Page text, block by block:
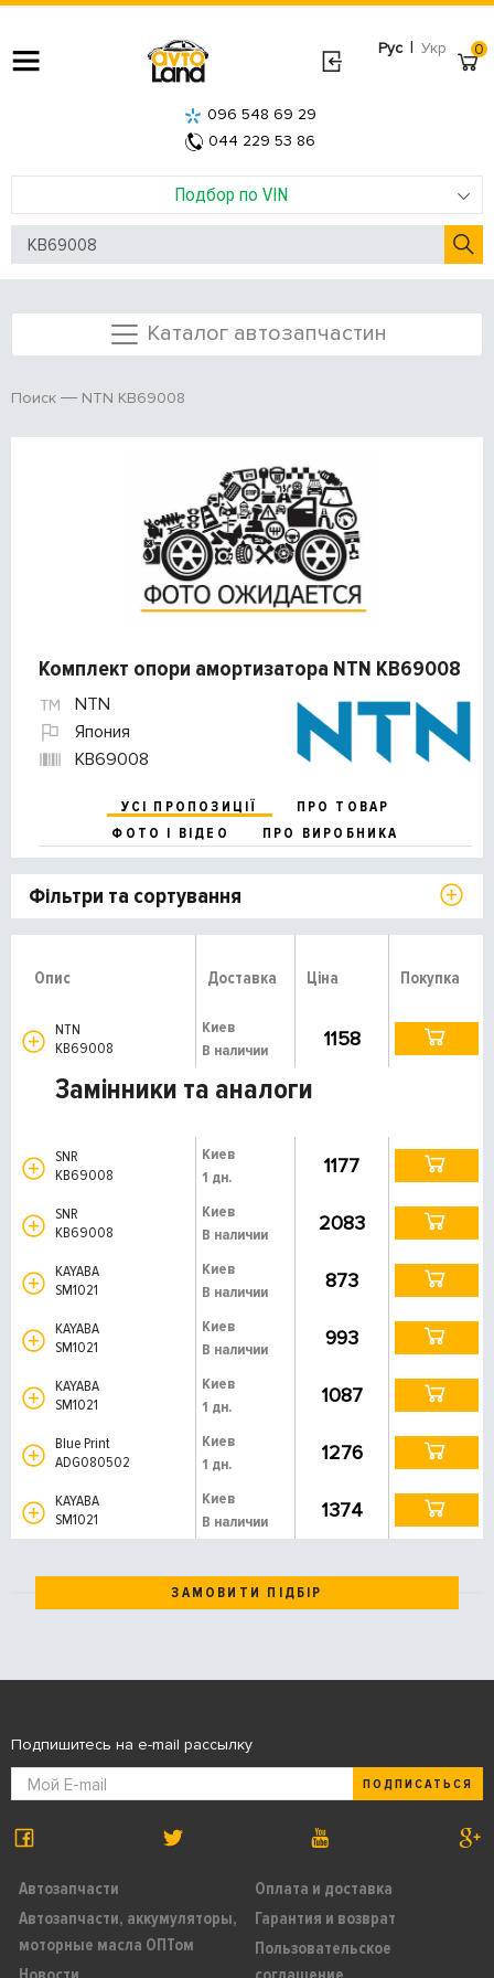
Рус | Укр
Подбор по VIN
096 548 69 29
044 229 53 86
0
Каталог автозапчастин
Поиск NTN KB69008
Комплект опори амортизатора NTN KB69008
NTN
Япония
KB69008
УСІ ПРОПОЗИЦІЇ
ПРО ТОВАР
ФОТО І ВІДЕО
ПРО ВИРОБНИКА
Фільтри та сортування
Опис Доставка Ціна Покупка
NTN
KB69008
Киев
В наличии
1158
Замінники та аналоги
SNR
KB69008
Киев
1 дн.
1177
SNR
KB69008
Киев
В наличии
2083
KAYABA
SM1021
Киев
В наличии
873
KAYABA
SM1021
Киев
В наличии
993
KAYABA
SM1021
Киев
1 дн.
1087
Blue Print
ADG080502
Киев
1 дн.
1276
KAYABA
SM1021
Киев
В наличии
1374
ЗАМОВИТИ ПІДБІР
Автозапчасти
Автозапчасти, аккумуляторы,
моторные масла ОПТом
Оплата и доставка
Гарантия и возврат
Пользовательское
Подпишитесь на e-mail рассылку
ПОДПИСАТЬСЯ